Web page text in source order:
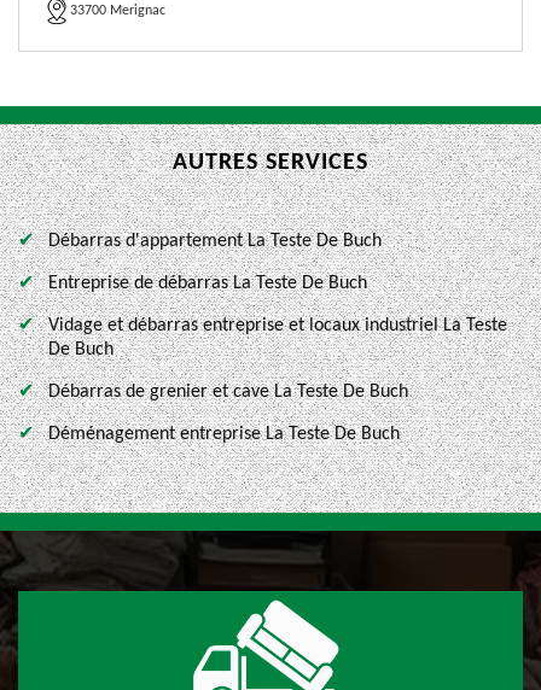
33700 Merignac
AUTRES SERVICES
Débarras d'appartement La Teste De Buch
Entreprise de débarras La Teste De Buch
Vidage et débarras entreprise et locaux industriel La Teste
De Buch
Débarras de grenier et cave La Teste De Buch
Déménagement entreprise La Teste De Buch